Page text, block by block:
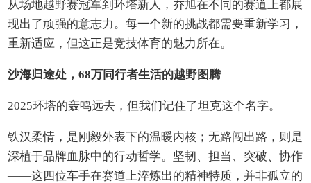
从场地越野赛冠军到环塔新人，乔旭在不同的赛道上都展
现出了顽强的意志力。每一个新的挑战都需要重新学习，
重新适应，但这正是竞技体育的魅力所在。
沙海归途处，68万同行者生活的越野图腾
2025环塔的轰鸣远去，但我们记住了坦克这个名字。
铁汉柔情，是刚毅外表下的温暖内核；无路闯出路，则是
深植于品牌血脉中的行动哲学。坚韧、担当、突破、协作
——这四位车手在赛道上淬炼出的精神特质，并非孤立的